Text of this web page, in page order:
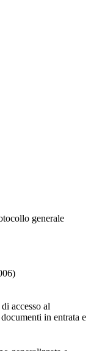
generale
accesso al
in entrata e